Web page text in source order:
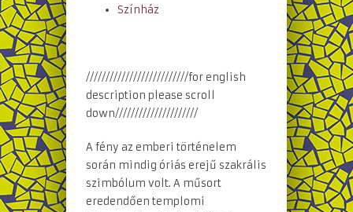
Színház
//////////////////////////for english
description please scroll
down/////////////////////
A fény az emberi történelem
során mindig óriás erejű szakrális
szimbólum volt. A műsort
eredendően templomi